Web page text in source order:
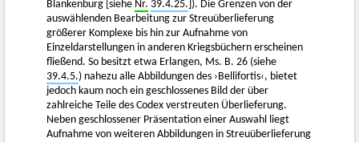
Blankenburg [siehe Nr. 39.4.25. ]). Die Grenzen von der
auswählenden Bearbeitung zur Streuüberlieferung
größerer Komplexe bis hin zur Aufnahme von
Einzeldarstellungen in anderen Kriegsbüchern erscheinen
fließend. So besitzt etwa Erlangen, Ms. B. 26 (siehe
39.4.5.) nahezu alle Abbildungen des ›Bellifortis‹, bietet
jedoch kaum noch ein geschlossenes Bild der über
zahlreiche Teile des Codex verstreuten Überlieferung.
Neben geschlossener Präsentation einer Auswahl liegt
Aufnahme von weiteren Abbildungen in Streuüberlieferung